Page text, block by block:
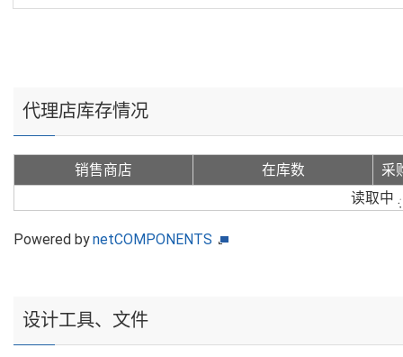
代理店库存情况
销售商店 在库数
采
读取中
Powered bynetCOMPONENTS
设计工具、文件